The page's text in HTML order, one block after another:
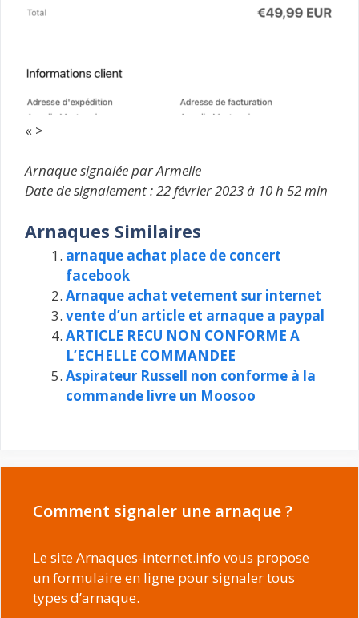
« >
Arnaque signalée par Armelle
Date de signalement : 22 février 2023 à 10 h 52 min
Arnaques Similaires
arnaque achat place de concert
facebook
Arnaque achat vetement sur internet
vente d’un article et arnaque a paypal
ARTICLE RECU NON CONFORME A
L’ECHELLE COMMANDEE
Aspirateur Russell non conforme à la
commande livre un Moosoo
Comment signaler une arnaque ?
Le site Arnaques-internet.info vous propose
un formulaire en ligne pour signaler tous
types d’arnaque.